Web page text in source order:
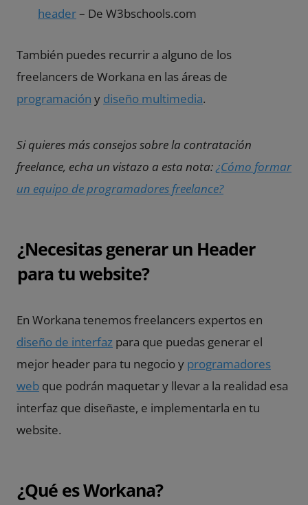
header– De W3bschools.com
También puedes recurrir a alguno de los
freelancers de Workana en las áreas de
programación y diseño multimedia.
Si quieres más consejos sobre la contratación
freelance, echa un vistazo a esta nota:¿Cómo formar
un equipo de programadores freelance?
¿Necesitas generar un Header
para tu website?
En Workana tenemos freelancers expertos en
diseño de interfaz para que puedas generar el
mejor header para tu negocio y programadores
web que podrán maquetar y llevar a la realidad esa
interfaz que diseñaste, e implementarla en tu
website.
¿Qué es Workana?